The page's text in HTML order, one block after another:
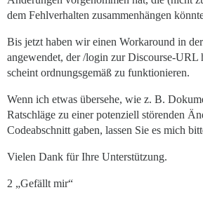
dem Fehlverhalten zusammenhängen
Bis jetzt haben wir einen Workaround in
angewendet, der /login zur Discourse-URL
scheint ordnungsgemäß zu funktionieren.
Wenn ich etwas übersehe, wie z. B.
Ratschläge zu einer potenziell störenden
Codeabschnitt gaben, lassen Sie es mich
Vielen Dank für Ihre Unterstützung.
2 „Gefällt mir“